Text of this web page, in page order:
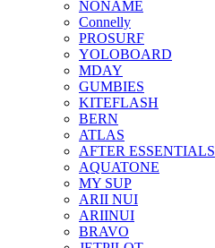
NONAME
Connelly
PROSURF
YOLOBOARD
MDAY
GUMBIES
KITEFLASH
BERN
ATLAS
AFTER ESSENTIALS
AQUATONE
MY SUP
ARII NUI
ARIINUI
BRAVO